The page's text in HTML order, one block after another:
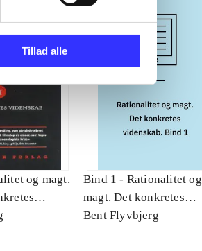
Tillad alle
og magt.
Bind 1 - Rationalitet og
magt. Det konkretes
videnskab. Bind 1
Bent Flyvbjerg